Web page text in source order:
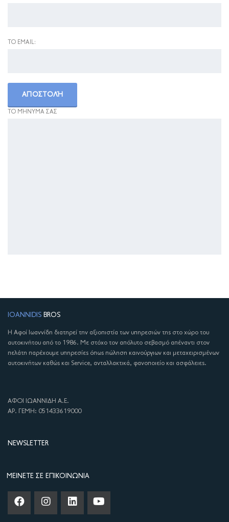
ΤΟ EMAIL:
ΤΟ ΜΉΝΥΜΑ ΣΑΣ
IOANNIDIS BROS
Η Αφοί Ιωαννίδη διατηρεί την αξιοπιστία των υπηρεσιών της στο χώρο του
αυτοκινήτου από το 1986. Με στόχο τον απόλυτο σεβασμό απέναντι στον
πελάτη παρέχουμε υπηρεσίες όπως πώληση καινούργιων και μεταχειρισμένων
αυτοκινήτων καθώς και Service, ανταλλακτικά, φανοποιείο και ασφάλειες.
ΑΦΟΙ ΙΩΑΝΝΙΔΗ Α.Ε.
ΑΡ. ΓΕΜΗ: 051433619000
NEWSLETTER
ΜΕΊΝΕΤΕ ΣΕ ΕΠΙΚΟΙΝΩΝΊΑ